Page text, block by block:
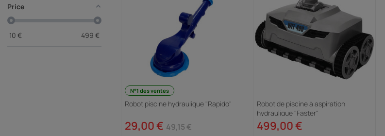
N°1 des ventes
Robot piscine hydraulique "Rapido"
29,00 € 49,15 €
Robot de piscine à aspiration
hydraulique "Faster"
499,00 €
Price
10 € 499 €